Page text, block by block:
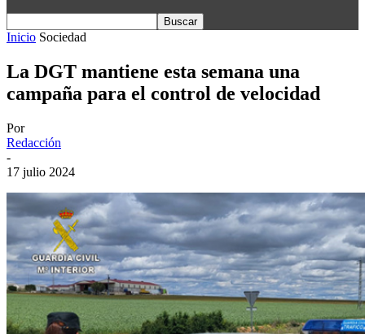
Inicio Sociedad
La DGT mantiene esta semana una
campaña para el control de velocidad
Por
Redacción
-
17 julio 2024